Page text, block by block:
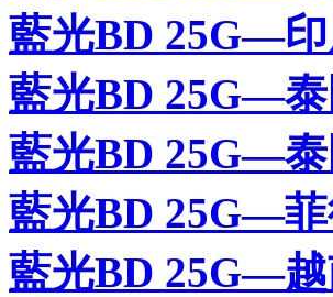
藍光BD 25G—
藍光BD 25G—
藍光BD 25G—
藍光BD 25G—
藍光BD 25G—